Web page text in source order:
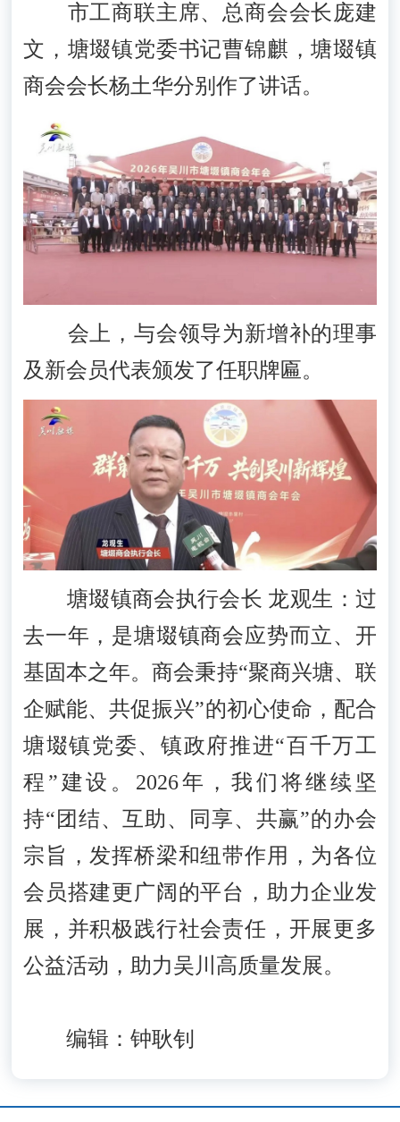
市工商联主席、总商会会长庞建
文，塘㙍镇党委书记曹锦麒，塘㙍镇
商会会长杨土华分别作了讲话。
会上，与会领导为新增补的理事
及新会员代表颁发了任职牌匾。
塘㙍镇商会执行会长 龙观生：过
去一年，是塘㙍镇商会应势而立、开
基固本之年。商会秉持“聚商兴塘、联
企赋能、共促振兴”的初心使命，配合
塘㙍镇党委、镇政府推进“百千万工
程”建设。2026年，我们将继续坚
持“团结、互助、同享、共赢”的办会
宗旨，发挥桥梁和纽带作用，为各位
会员搭建更广阔的平台，助力企业发
展，并积极践行社会责任，开展更多
公益活动，助力吴川高质量发展。
编辑：钟耿钊